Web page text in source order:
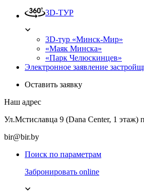
3D-ТУР
3D-тур «Минск-Мир»
«Маяк Минска»
«Парк Челюскинцев»
Электронное заявление
Оставить заявку
Наш адрес
Ул.Мстиславца 9 (Dana Center, 1 этаж)
bir@bir.by
Поиск по параметрам
Забронировать online